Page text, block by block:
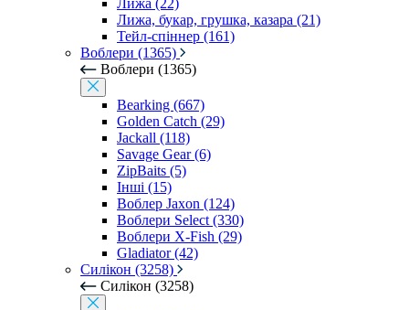
Лижа (22)
Лижа, букар, грушка, казара (21)
Тейл-спіннер (161)
Воблери (1365)
Воблери (1365)
Bearking (667)
Golden Catch (29)
Jackall (118)
Savage Gear (6)
ZipBaits (5)
Інші (15)
Воблер Jaxon (124)
Воблери Select (330)
Воблери X-Fish (29)
Gladiator (42)
Силікон (3258)
Силікон (3258)